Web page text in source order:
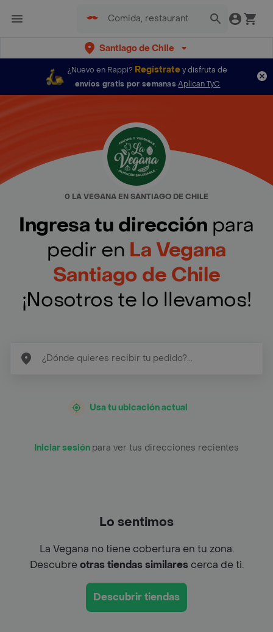
Santiago de Chile
¿Nuevo en Rappi? Regístratey disfruta de
envíos gratis por semanas Aplican TyC
0 LA VEGANA EN SANTIAGO DE CHILE
Ingresa tu dirección para
pedir en La Vegana
Santiago de Chile
¡Nosotros te lo llevamos!
Usa tu ubicación actual
Iniciar sesión para ver tus direcciones recientes
Lo sentimos
La Vegana no tiene cobertura en tu zona.
Descubreotras tiendas similarescerca de ti.
Descubrir tiendas